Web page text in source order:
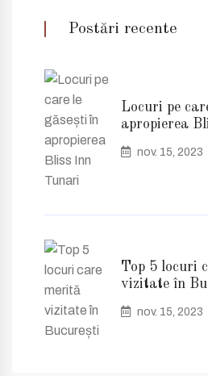
Postări recente
Locuri pe
apropierea
nov. 15, 2023
Top 5 locuri
vizitate în
nov. 15, 2023